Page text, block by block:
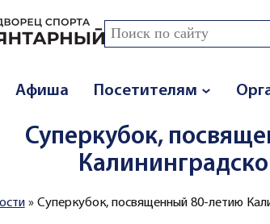
Форма поиска
Поиск
Афиша Посетителям
Суперкубок,
» Суперкубок, посвященный 80-летию